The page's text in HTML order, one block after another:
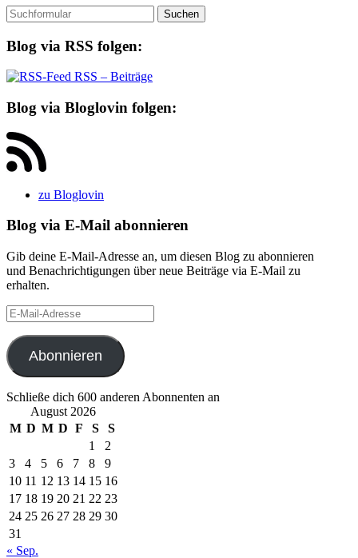
Suchen
nach:
Blog via RSS folgen:
RSS – Beiträge
Blog via Bloglovin folgen:
zu Bloglovin
Blog via E-Mail abonnieren
Gib deine E-Mail-Adresse an, um diesen Blog zu abonnieren
und Benachrichtigungen über neue Beiträge via E-Mail zu
erhalten.
E-
Mail-
Adresse
Abonnieren
Schließe dich 600 anderen Abonnenten an
August 2026
M D M D F S
S
1
2
3
4 5 6 7 8
9
10 11 12 13 14 15 16
17 18 19 20 21 22 23
24 25 26 27 28 29 30
31
« Sep.